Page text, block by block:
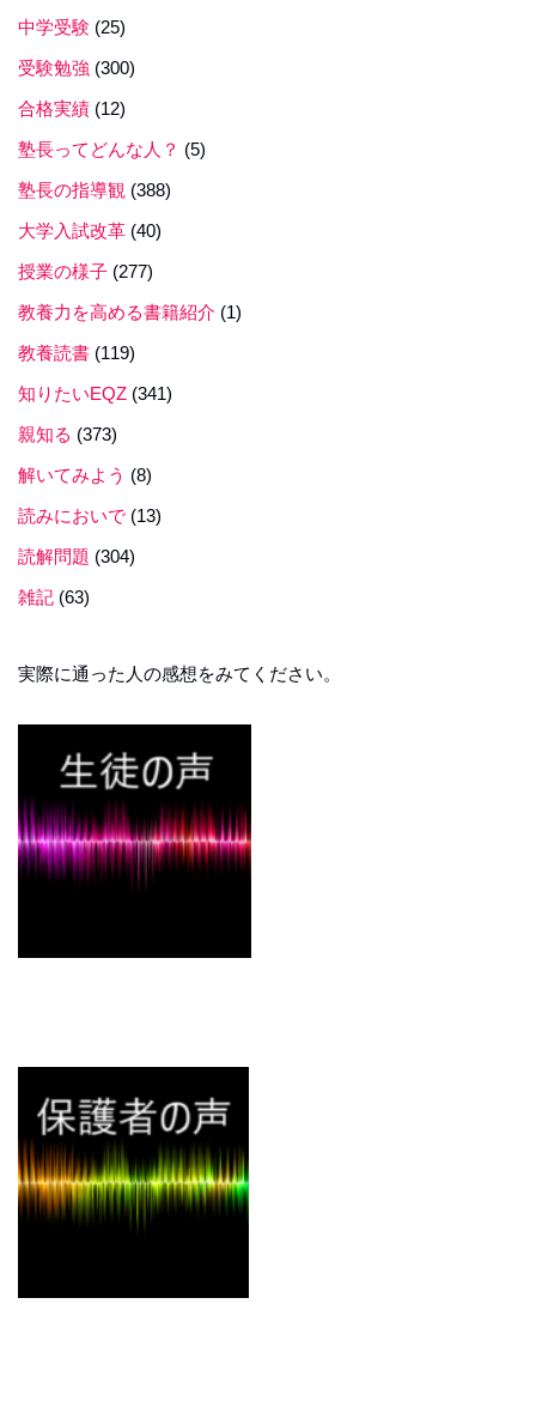
中学受験 (25)
受験勉強 (300)
合格実績 (12)
塾長ってどんな人？ (5)
塾長の指導観 (388)
大学入試改革 (40)
授業の様子 (277)
教養力を高める書籍紹介 (1)
教養読書 (119)
知りたいEQZ (341)
親知る (373)
解いてみよう (8)
読みにおいで (13)
読解問題 (304)
雑記 (63)
実際に通った人の感想をみてください。